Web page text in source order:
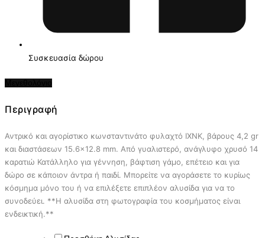
Συσκευασία δώρου
Περιγραφή
Αντρικό και αγορίστικο κωνσταντινάτο φυλαχτό ΙΧΝΚ, βάρους 4,2 gr
και διαστάσεων 15.6×12.8 mm. Από γυαλιστερό, ανάγλυφο χρυσό 14
καρατιώ Κατάλληλο για γέννηση, βάφτιση γάμο, επέτειο και για
δώρο σε κάποιον άντρα ή παιδί. Μπορείτε να αγοράσετε το κυρίως
κόσμημα μόνο του ή να επιλέξετε επιπλέον αλυσίδα για να το
συνοδεύει. **Η αλυσίδα στη φωτογραφία του κοσμήματος είναι
ενδεικτική.**